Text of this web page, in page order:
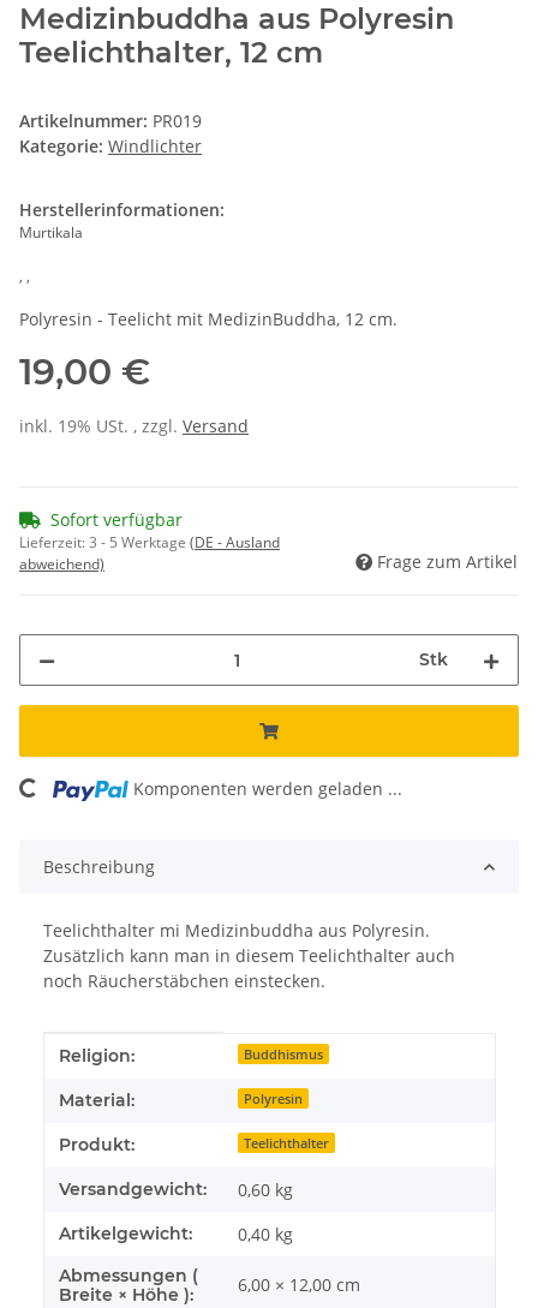
Medizinbuddha aus Polyresin
Teelichthalter, 12 cm
Artikelnummer: PR019
Kategorie: Windlichter
Herstellerinformationen:
Murtikala
, ,
Polyresin - Teelicht mit MedizinBuddha, 12 cm.
19,00 €
inkl. 19% USt. , zzgl. Versand
Sofort verfügbar
Lieferzeit:3 - 5 Werktage (DE - Ausland
abweichend)
Frage zum Artikel
Stk
Komponenten werden geladen ...
Beschreibung
Teelichthalter mi Medizinbuddha aus Polyresin.
Zusätzlich kann man in diesem Teelichthalter auch
noch Räucherstäbchen einstecken.
Produkteigenschaft
Wert
Religion: Buddhismus
Material: Polyresin
Produkt: Teelichthalter
Versandgewicht: 0,60 kg
Artikelgewicht: 0,40 kg
Abmessungen (
Breite × Höhe ):
6,00 × 12,00 cm